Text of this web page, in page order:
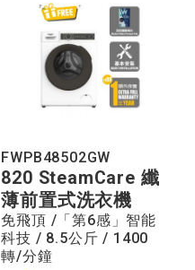
FWPB48502GW
820 SteamCare 纖
薄前置式洗衣機
免飛頂 /「第6感」智能
科技 / 8.5公斤 / 1400
轉/分鐘